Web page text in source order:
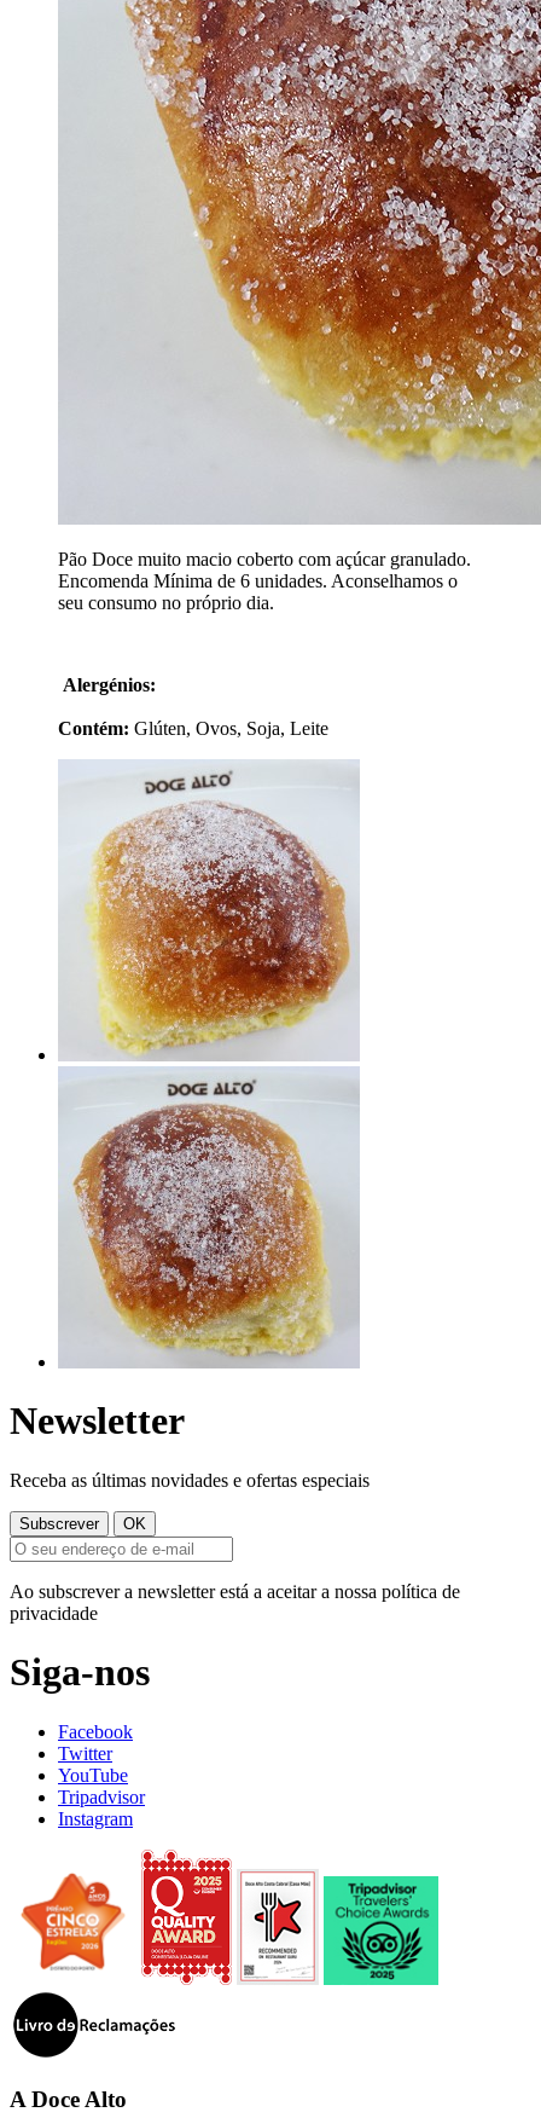
Pão Doce muito macio coberto com açúcar granulado.
Encomenda Mínima de 6 unidades. Aconselhamos o
seu consumo no próprio dia.
Alergénios:
Contém: Glúten, Ovos, Soja, Leite
Newsletter
Receba as últimas novidades e ofertas especiais
Ao subscrever a newsletter está a aceitar a nossa política de
privacidade
Siga-nos
Facebook
Twitter
YouTube
Tripadvisor
Instagram
A Doce Alto